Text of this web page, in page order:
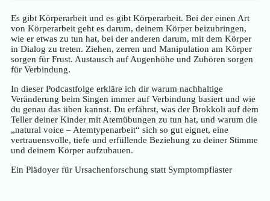
Es gibt Körperarbeit und es gibt Körperarbeit. Bei der einen Art
von Körperarbeit geht es darum, deinem Körper beizubringen,
wie er etwas zu tun hat, bei der anderen darum, mit dem Körper
in Dialog zu treten. Ziehen, zerren und Manipulation am Körper
sorgen für Frust. Austausch auf Augenhöhe und Zuhören sorgen
für Verbindung.
In dieser Podcastfolge erkläre ich dir warum nachhaltige
Veränderung beim Singen immer auf Verbindung basiert und wie
du genau das üben kannst. Du erfährst, was der Brokkoli auf dem
Teller deiner Kinder mit Atemübungen zu tun hat, und warum die
„natural voice – Atemtypenarbeit“ sich so gut eignet, eine
vertrauensvolle, tiefe und erfüllende Beziehung zu deiner Stimme
und deinem Körper aufzubauen.
Ein Plädoyer für Ursachenforschung statt Symptompflaster